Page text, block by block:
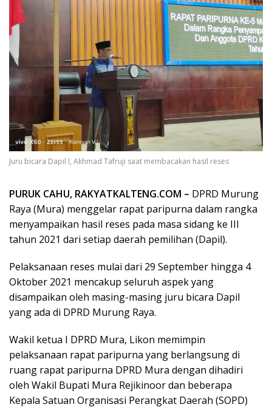
Juru bicara Dapil I, Akhmad Tafruji saat membacakan hasil reses
PURUK CAHU, RAKYATKALTENG.COM – DPRD Murung
Raya (Mura) menggelar rapat paripurna dalam rangka
menyampaikan hasil reses pada masa sidang ke III
tahun 2021 dari setiap daerah pemilihan (Dapil).
Pelaksanaan reses mulai dari 29 September hingga 4
Oktober 2021 mencakup seluruh aspek yang
disampaikan oleh masing-masing juru bicara Dapil
yang ada di DPRD Murung Raya.
Wakil ketua I DPRD Mura, Likon memimpin
pelaksanaan rapat paripurna yang berlangsung di
ruang rapat paripurna DPRD Mura dengan dihadiri
oleh Wakil Bupati Mura Rejikinoor dan beberapa
Kepala Satuan Organisasi Perangkat Daerah (SOPD)